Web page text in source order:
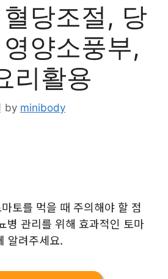
당조절, 당
양소풍부,
리활용
by minibody
토를 먹을 때 주의해야 할 점
병 관리를 위해 효과적인 토마
알려주세요.